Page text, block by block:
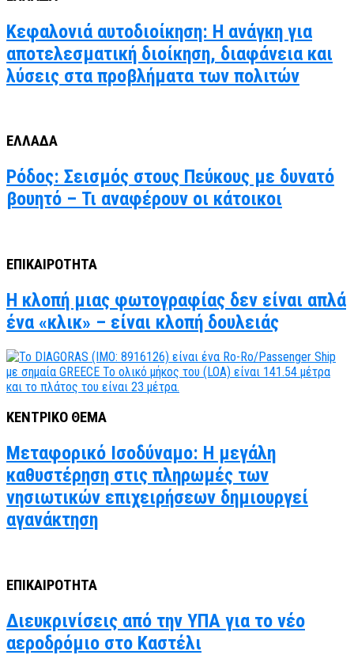
Κεφαλονιά αυτοδιοίκηση: Η ανάγκη για
αποτελεσματική διοίκηση, διαφάνεια και
λύσεις στα προβλήματα των πολιτών
ΕΛΛΑΔΑ
Ρόδος: Σεισμός στους Πεύκους με δυνατό
βουητό – Τι αναφέρουν οι κάτοικοι
ΕΠΙΚΑΙΡΟΤΗΤΑ
Η κλοπή μιας φωτογραφίας δεν είναι απλά
ένα «κλικ» – είναι κλοπή δουλειάς
ΚΕΝΤΡΙΚΟ ΘΕΜΑ
Μεταφορικό Ισοδύναμο: Η μεγάλη
καθυστέρηση στις πληρωμές των
νησιωτικών επιχειρήσεων δημιουργεί
αγανάκτηση
ΕΠΙΚΑΙΡΟΤΗΤΑ
Διευκρινίσεις από την ΥΠΑ για το νέο
αεροδρόμιο στο Καστέλι